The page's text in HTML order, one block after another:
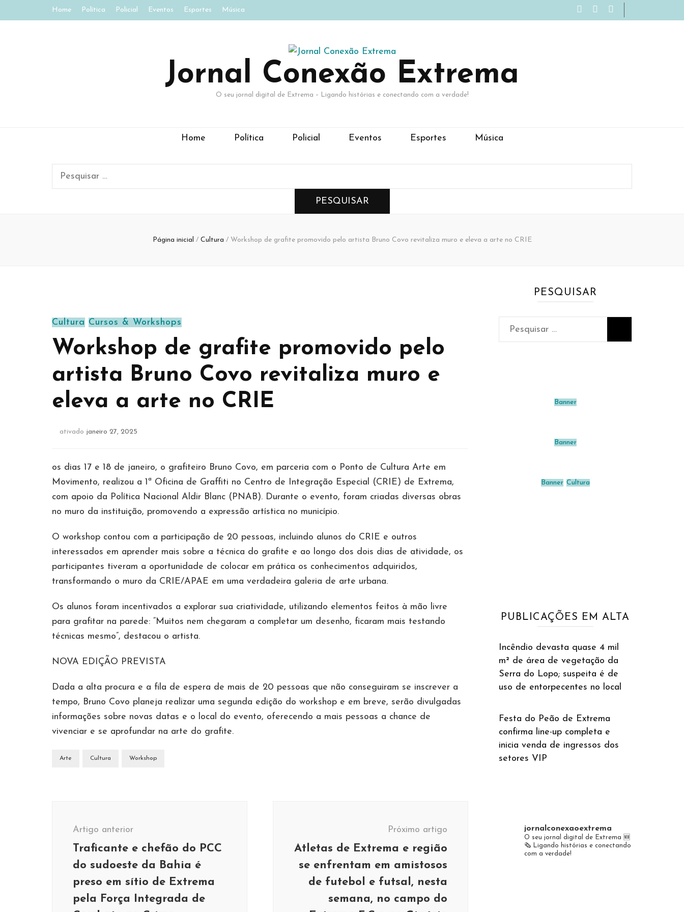
Home Política Policial Eventos Esportes Música
Jornal Conexão Extrema
O seu jornal digital de Extrema – Ligando histórias e conectando com a verdade!
Home Política Policial Eventos Esportes Música
Pesquisar
Página inicial / Cultura / Workshop de grafite promovido pelo artista Bruno Covo revitaliza muro e eleva a arte no CRIE
Cultura Cursos & Workshops
Workshop de grafite promovido pelo
artista Bruno Covo revitaliza muro e
eleva a arte no CRIE
ativado janeiro 27, 2025
os dias 17 e 18 de janeiro, o grafiteiro Bruno Covo, em parceria com o Ponto de Cultura Arte em
Movimento, realizou a 1ª Oficina de Graffiti no Centro de Integração Especial (CRIE) de Extrema,
com apoio da Política Nacional Aldir Blanc (PNAB). Durante o evento, foram criadas diversas obras
no muro da instituição, promovendo a expressão artística no município.
O workshop contou com a participação de 20 pessoas, incluindo alunos do CRIE e outros
interessados em aprender mais sobre a técnica do grafite e ao longo dos dois dias de atividade, os
participantes tiveram a oportunidade de colocar em prática os conhecimentos adquiridos,
transformando o muro da CRIE/APAE em uma verdadeira galeria de arte urbana.
Os alunos foram incentivados a explorar sua criatividade, utilizando elementos feitos à mão livre
para grafitar na parede: “Muitos nem chegaram a completar um desenho, ficaram mais testando
técnicas mesmo”, destacou o artista.
NOVA EDIÇÃO PREVISTA
Dada a alta procura e a fila de espera de mais de 20 pessoas que não conseguiram se inscrever a
tempo, Bruno Covo planeja realizar uma segunda edição do workshop e em breve, serão divulgadas
informações sobre novas datas e o local do evento, oferecendo a mais pessoas a chance de
vivenciar e se aprofundar na arte do grafite.
Arte Cultura Workshop
Artigo anterior
Traficante e chefão do PCC
do sudoeste da Bahia é
preso em sítio de Extrema
pela Força Integrada de
Próximo artigo
Atletas de Extrema e região
se enfrentam em amistosos
de futebol e futsal, nesta
semana, no campo do
PESQUISAR
Pesquisar
por:
Banner
Banner
Banner Cultura
PUBLICAÇÕES EM ALTA
Incêndio devasta quase 4 mil
m² de área de vegetação da
Serra do Lopo; suspeita é de
uso de entorpecentes no local
Festa do Peão de Extrema
confirma line-up completa e
inicia venda de ingressos dos
setores VIP
jornalconexaoextrema
O seu jornal digital de Extrema 🆕️
🗞 Ligando histórias e conectando
com a verdade!